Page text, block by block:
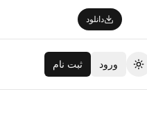
دانلود
تغییر تم
ورود ثبت نام